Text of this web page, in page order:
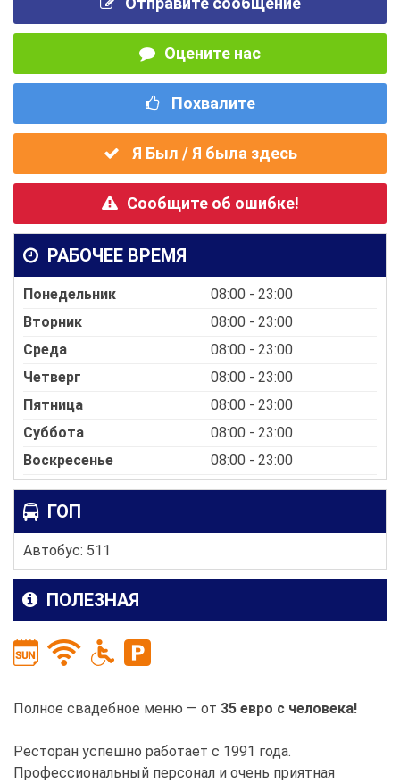
Оцените нас
Похвалите
Я Был / Я была здесь
Сообщите об ошибке!
РАБОЧЕЕ ВРЕМЯ
Понедельник
08:00 - 23:00
Вторник
08:00 - 23:00
Среда
08:00 - 23:00
Четверг
08:00 - 23:00
Пятница
08:00 - 23:00
Суббота
08:00 - 23:00
Воскресенье
08:00 - 23:00
ГОП
Автобус: 511
ПОЛЕЗНАЯ
Полное свадебное меню — от 35 евро с человека!
Ресторан успешно работает с 1991 года.
Профессиональный персонал и очень приятная